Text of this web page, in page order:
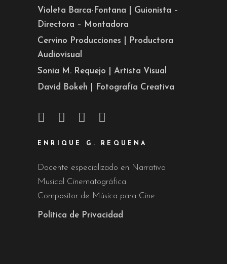
Violeta Barca-Fontana | Guionista –
Directora – Montadora
Cervino Producciones | Productora
Audiovisual
Sonia M. Requejo | Artista Visual
David Bokeh | Fotografía Creativa
ENRIQUE G. REQUENA
Docente especializado en Narrativa
Musical Cinematográfica.
Compositor de Música para Cine.
Política de Privacidad